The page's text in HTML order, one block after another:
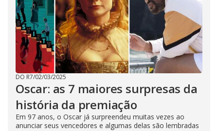
DO R7/02/03/2025
Oscar: as 7 maiores surpresas da
história da premiação
Em 97 anos, o Oscar já surpreendeu muitas vezes ao
anunciar seus vencedores e algumas delas são lembradas